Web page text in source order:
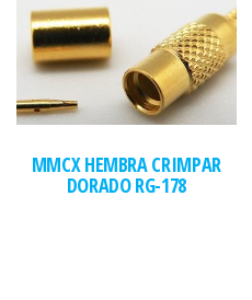
MMCX HEMBRA CRIMPAR
DORADO RG-178